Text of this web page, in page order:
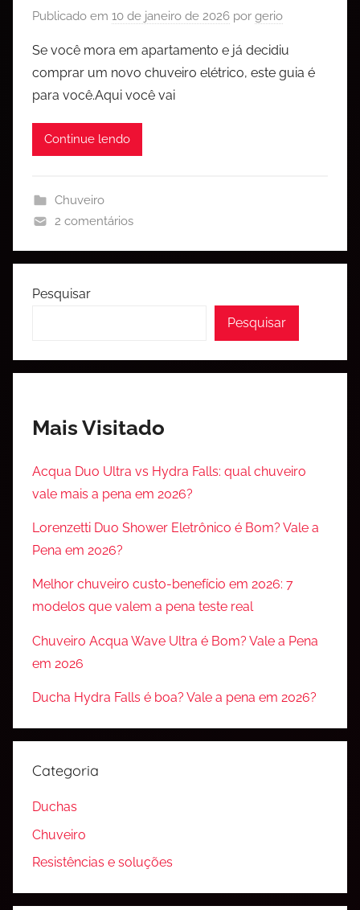
Publicado em 10 de janeiro de 2026 por gerio
Se você mora em apartamento e já decidiu
comprar um novo chuveiro elétrico, este guia é
para você.Aqui você vai
Continue lendo
Chuveiro
2 comentários
Pesquisar
Pesquisar
Mais Visitado
Acqua Duo Ultra vs Hydra Falls: qual chuveiro
vale mais a pena em 2026?
Lorenzetti Duo Shower Eletrônico é Bom? Vale a
Pena em 2026?
Melhor chuveiro custo-benefício em 2026: 7
modelos que valem a pena teste real
Chuveiro Acqua Wave Ultra é Bom? Vale a Pena
em 2026
Ducha Hydra Falls é boa? Vale a pena em 2026?
Categoria
Duchas
Chuveiro
Resistências e soluções